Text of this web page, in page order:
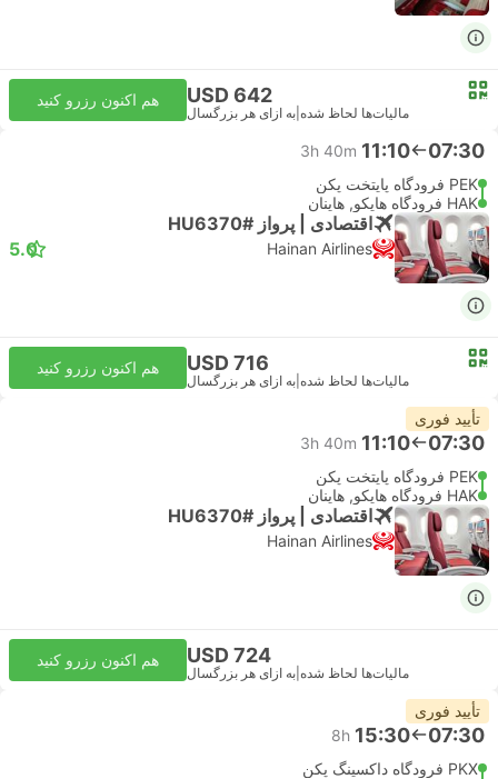
USD 642
مالیات‌ها لحاظ شده به ازای هر بزرگسال
هم اکنون رزرو کنید
07:30
11:10
3h 40m
PEK فرودگاه پایتخت پکن
HAK فرودگاه هایکو, هاینان
اقتصادی | پرواز #HU6370
Hainan Airlines
5.0
USD 716
مالیات‌ها لحاظ شده به ازای هر بزرگسال
هم اکنون رزرو کنید
تأیید فوری
07:30
11:10
3h 40m
PEK فرودگاه پایتخت پکن
HAK فرودگاه هایکو, هاینان
اقتصادی | پرواز #HU6370
Hainan Airlines
USD 724
مالیات‌ها لحاظ شده به ازای هر بزرگسال
هم اکنون رزرو کنید
تأیید فوری
07:30
15:30
8h
PKX فرودگاه داکسینگ پکن